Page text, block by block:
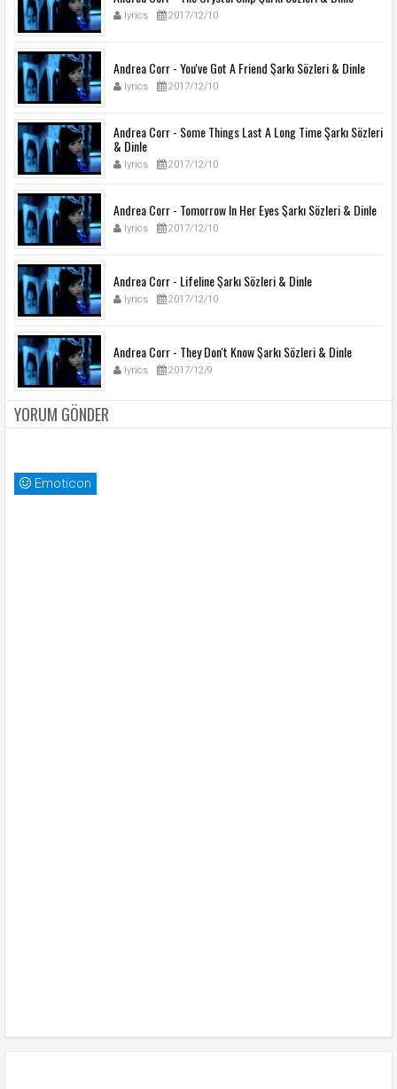
lyrics 2017/12/10
Andrea Corr - You've Got A Friend Şarkı Sözleri & Dinle
lyrics 2017/12/10
Andrea Corr - Some Things Last A Long Time Şarkı Sözleri
& Dinle
lyrics 2017/12/10
Andrea Corr - Tomorrow In Her Eyes Şarkı Sözleri & Dinle
lyrics 2017/12/10
Andrea Corr - Lifeline Şarkı Sözleri & Dinle
lyrics 2017/12/10
Andrea Corr - They Don't Know Şarkı Sözleri & Dinle
lyrics 2017/12/9
YORUM GÖNDER
Emoticon